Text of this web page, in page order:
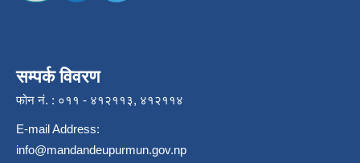
सम्पर्क विवरण
फोन नं. : ०११ - ४१२११३, ४१२११४
E-mail Address:
info@mandandeupurmun.gov.np